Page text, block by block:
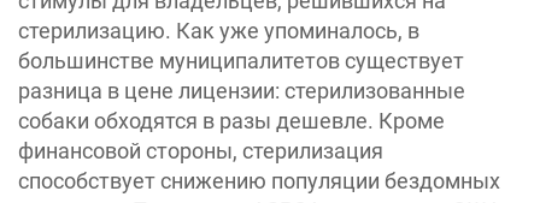
стерилизацию. Как уже упоминалось, в
большинстве муниципалитетов существует
разница в цене лицензии: стерилизованные
собаки обходятся в разы дешевле. Кроме
финансовой стороны, стерилизация
способствует снижению популяции бездомных